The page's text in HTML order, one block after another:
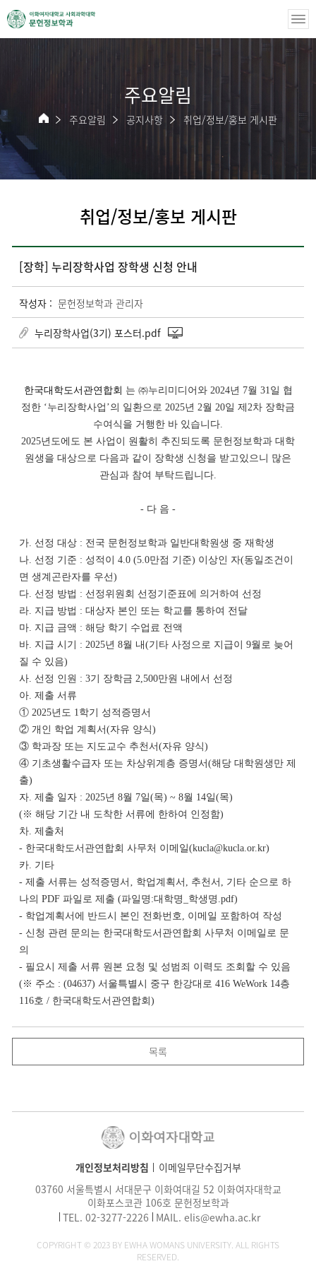
주요알림
주요알림 공지사항 취업/정보/홍보 게시판
취업/정보/홍보 게시판
[장학] 누리장학사업 장학생 신청 안내
작성자 : 문헌정보학과 관리자
누리장학사업(3기) 포스터.pdf
한국대학도서관연합회 는 ㈜누리미디어와 2024년 7월 31일 협
정한 ‘누리장학사업’의 일환으로 2025년 2월 20일 제2차 장학금
수여식을 거행한 바 있습니다.
2025년도에도 본 사업이 원활히 추진되도록 문헌정보학과 대학
원생을 대상으로 다음과 같이 장학생 신청을 받고있으니 많은
관심과 참여 부탁드립니다.
- 다 음 -
가. 선정 대상 : 전국 문헌정보학과 일반대학원생 중 재학생
나. 선정 기준 : 성적이 4.0 (5.0만점 기준) 이상인 자(동일조건이
면 생계곤란자를 우선)
다. 선정 방법 : 선정위원회 선정기준표에 의거하여 선정
라. 지급 방법 : 대상자 본인 또는 학교를 통하여 전달
마. 지급 금액 : 해당 학기 수업료 전액
바. 지급 시기 : 2025년 8월 내(기타 사정으로 지급이 9월로 늦어
질 수 있음)
사. 선정 인원 : 3기 장학금 2,500만원 내에서 선정
아. 제출 서류
① 2025년도 1학기 성적증명서
② 개인 학업 계획서(자유 양식)
③ 학과장 또는 지도교수 추천서(자유 양식)
④ 기초생활수급자 또는 차상위계층 증명서(해당 대학원생만 제
출)
자. 제출 일자 : 2025년 8월 7일(목) ~ 8월 14일(목)
(※ 해당 기간 내 도착한 서류에 한하여 인정함)
차. 제출처
- 한국대학도서관연합회 사무처 이메일(kucla@kucla.or.kr)
카. 기타
- 제출 서류는 성적증명서‚ 학업계획서, 추천서, 기타 순으로 하
나의 PDF 파일 로 제출 (파일명:대학명_학생명.pdf)
- 학업계획서에 반드시 본인 전화번호, 이메일 포함하여 작성
- 신청 관련 문의는 한국대학도서관연합회 사무처 이메일로 문
의
- 필요시 제출 서류 원본 요청 및 성범죄 이력도 조회할 수 있음
(※ 주소 : (04637) 서울특별시 중구 한강대로 416 WeWork 14층
116호 / 한국대학도서관연합회)
목록
개인정보처리방침
이메일무단수집거부
03760 서울특별시 서대문구 이화여대길 52 이화여자대학교
이화포스코관 106호 문헌정보학과
TEL. 02-3277-2226 MAIL. elis@ewha.ac.kr
COPYRIGHT © 2023 BY EWHA WOMANS UNIVERSITY. ALL RIGHTS
RESERVED.